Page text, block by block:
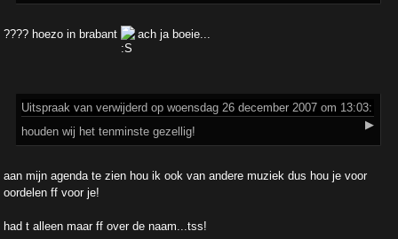
???? hoezo in brabant ach ja boeie...
Uitspraak van verwijderd op woensdag 26 december 2007 om 13:03:
▶
houden wij het tenminste gezellig!
aan mijn agenda te zien hou ik ook van andere muziek dus hou je voor
oordelen ff voor je!
had t alleen maar ff over de naam...tss!